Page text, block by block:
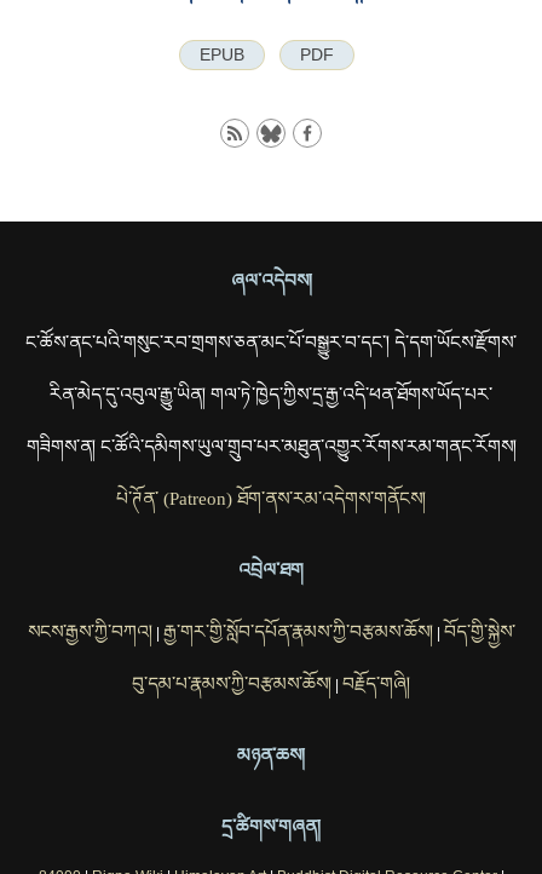
EPUB PDF
ཞལ་འདེབས།
ང་ཚོས་ནང་པའི་གསུང་རབ་གྲགས་ཅན་མང་པོ་བསྒྱུར་བ་དང་། དེ་དག་ཡོངས་རྫོགས་
རིན་མེད་དུ་འབུལ་རྒྱུ་ཡིན། གལ་ཏེ་ཁྱེད་ཀྱིས་དྲ་རྒྱ་འདི་ཕན་ཐོགས་ཡོད་པར་
གཟིགས་ན། ང་ཚོའི་དམིགས་ཡུལ་གྲུབ་པར་མཐུན་འགྱུར་རོགས་རམ་གནང་རོགས།
པེ་ཊོན་ (Patreon) ཐོག་ནས་རམ་འདེགས་གནོངས།
འབྲེལ་ཐག
སངས་རྒྱས་ཀྱི་བཀའ། རྒྱ་གར་གྱི་སློབ་དཔོན་རྣམས་ཀྱི་བརྩམས་ཆོས། བོད་གྱི་སྐྱེས་
བུ་དམ་པ་རྣམས་ཀྱི་བརྩམས་ཆོས། བརྗོད་གཞི།
མཉན་ཆས།
དྲ་ཚིགས་གཞན།